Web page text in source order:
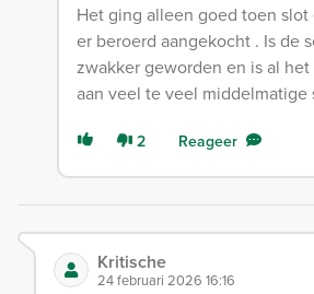
Het ging alleen goed toen slot
er beroerd aangekocht . Is de
zwakker geworden en is al
aan veel te veel middelmatige
2 Reageer
Kritische
24 februari 2026 16:16